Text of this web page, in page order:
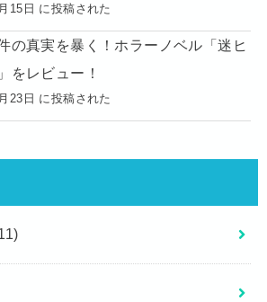
15日 に投稿された
の真実を暴く！ホラーノベル「迷ヒ
をレビュー！
23日 に投稿された